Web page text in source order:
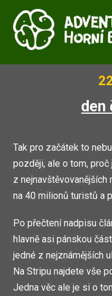
den
Tak pro začátek to
později, ale o tom, proč
z nejnavštěvovanějších
na 40 milionů turistů a
Po přečtení nadpisu
hlavně asi pánskou
jedné z nejznámějších
Na Stripu najdete vše
Jedna věc ale je si o